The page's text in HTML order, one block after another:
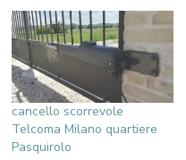
cancello scorrevole
Telcoma Milano quartiere
Pasquirolo